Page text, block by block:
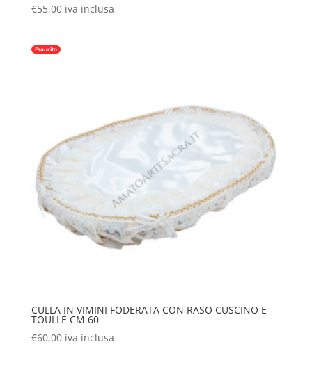
€55,00 iva inclusa
Esaurito
CULLA IN VIMINI FODERATA CON RASO CUSCINO E
TOULLE CM 60
€60,00 iva inclusa